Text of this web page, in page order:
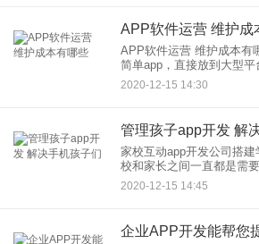
APP软件运营 维护成
APP软件运营 维护成本有
简单app，直接放到大型平
要成本。如果只是工作室
的包括服务器，客服，修
2020-12-15 14:30
管理孩子app开发 解
家校互动app开发公司搭
校和家长之间一直都是需
了解到孩子在学校里面的
以让家长通过平台来接收
2020-12-15 14:45
企业APP开发能帮您